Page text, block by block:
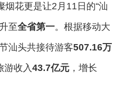
烟花更是让2月11日的“汕
至全省第一。根据移动大
汕头共接待游客507.16万
游收入43.7亿元 ，增长